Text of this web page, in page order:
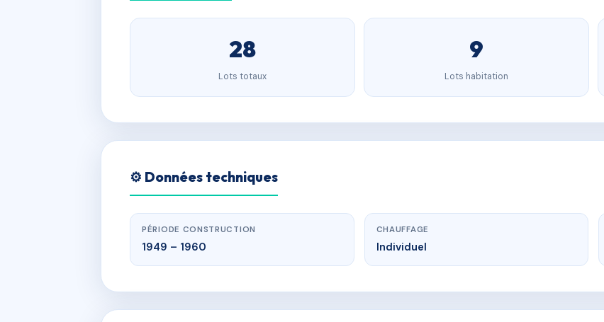
28
Lots totaux
9
Lots habitation
⚙️ Données techniques
PÉRIODE CONSTRUCTION
1949 – 1960
CHAUFFAGE
Individuel